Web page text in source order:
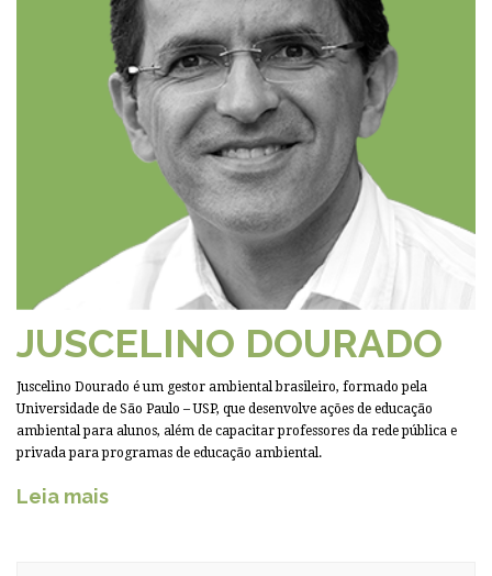
JUSCELINO DOURADO
Juscelino Dourado é um gestor ambiental brasileiro, formado pela
Universidade de São Paulo – USP, que desenvolve ações de educação
ambiental para alunos, além de capacitar professores da rede pública e
privada para programas de educação ambiental.
Leia mais